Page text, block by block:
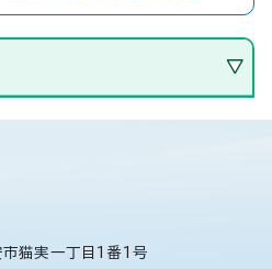
猫実一丁目1番1号